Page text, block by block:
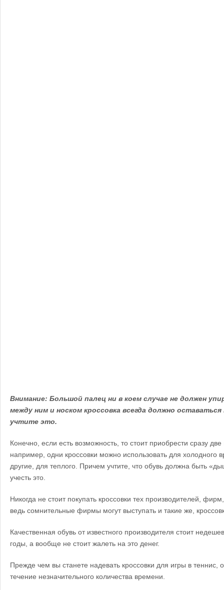
Внимание: Большой палец ни в коем случае не должен
между ним и носком кроссовка всегда должно
учтите это.
Конечно, если есть возможность, то стоит приобрести сразу
например, одни кроссовки можно использовать для холодного
другие, для теплого. Причем учтите, что обувь должна быть
учесть это.
Никогда не стоит покупать кроссовки тех производителей,
ведь сомнительные фирмы могут выступать и такие же,
Качественная обувь от известного производителя стоит
годы, а вообще не стоит жалеть на это денег.
Прежде чем вы станете надевать кроссовки для игры в теннис,
течение незначительного количества времени.